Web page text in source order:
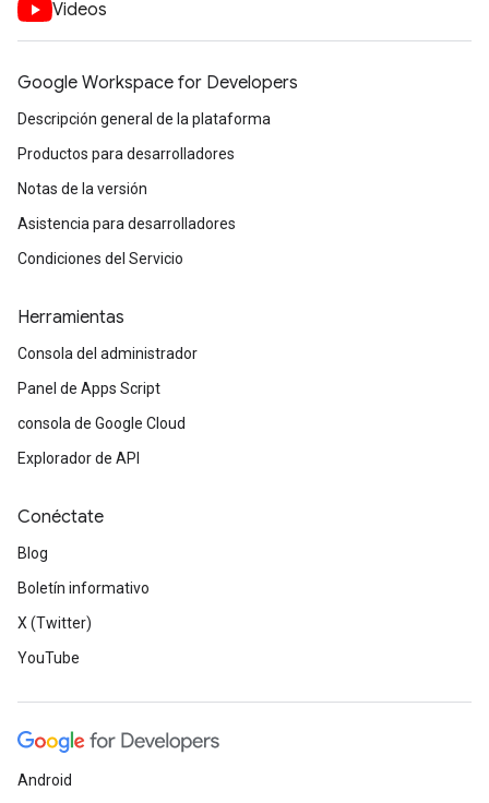
Videos
Google Workspace for Developers
Descripción general de la plataforma
Productos para desarrolladores
Notas de la versión
Asistencia para desarrolladores
Condiciones del Servicio
Herramientas
Consola del administrador
Panel de Apps Script
consola de Google Cloud
Explorador de API
Conéctate
Blog
Boletín informativo
X (Twitter)
YouTube
Android